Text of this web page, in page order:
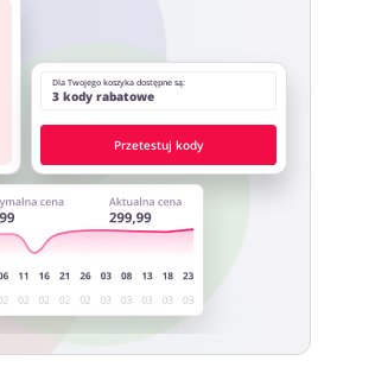
lub rozszerzeń do przeglądarki
Dla Twojego koszyka dostępne są:
3 kody rabatowe
Przetestuj kody